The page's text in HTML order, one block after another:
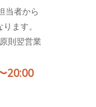
当者から
ます。
則翌営業
20:00